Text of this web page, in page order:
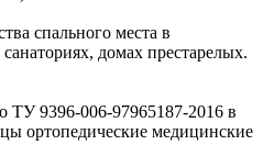
спального места в
домах престарелых.
ТУ 9396-006-97965187-2016 в
ортопедические медицинские